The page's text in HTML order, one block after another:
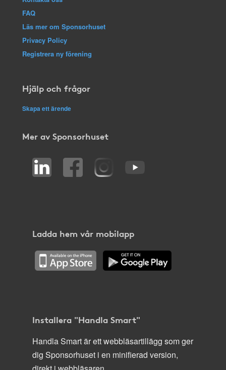
FAQ
Läs mer om Sponsorhuset
Privacy Policy
Registrera ny förening
Hjälp och frågor
Skapa ett ärende
Mer av Sponsorhuset
Ladda hem vår mobilapp
Installera "Handla Smart"
Handla Smart är ett webbläsartillägg som ger
dig Sponsorhuset i en minifierad version,